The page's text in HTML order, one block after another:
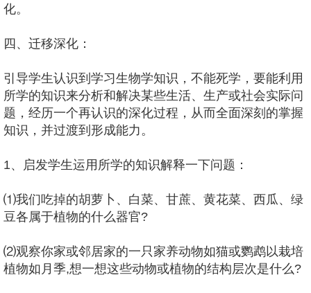
化。
四、迁移深化：
引导学生认识到学习生物学知识，不能死学，要能利用
所学的知识来分析和解决某些生活、生产或社会实际问
题，经历一个再认识的深化过程，从而全面深刻的掌握
知识，并过渡到形成能力。
1、启发学生运用所学的知识解释一下问题：
⑴我们吃掉的胡萝卜、白菜、甘蔗、黄花菜、西瓜、绿
豆各属于植物的什么器官?
⑵观察你家或邻居家的一只家养动物如猫或鹦鹉以栽培
植物如月季,想一想这些动物或植物的结构层次是什么?